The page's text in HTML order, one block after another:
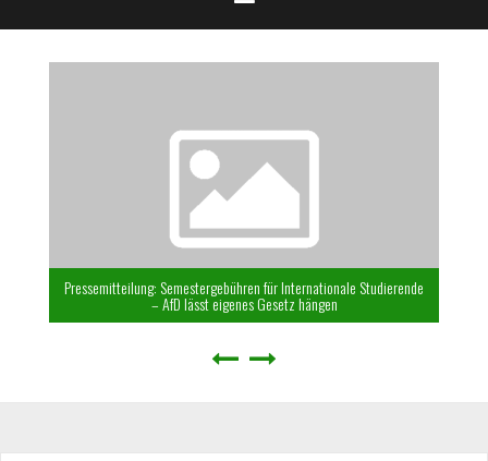
Pressemitteilung: Semestergebühren für Internationale Studierende
– AfD lässt eigenes Gesetz hängen